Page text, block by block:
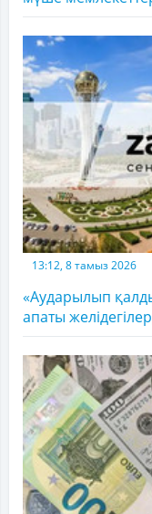
13:12, 8 тамыз 2026
«Аударылып
апаты